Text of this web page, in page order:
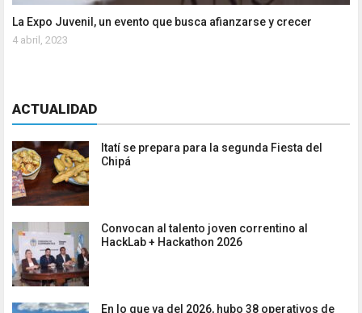
La Expo Juvenil, un evento que busca afianzarse y crecer
4 abril, 2023
ACTUALIDAD
Itatí se prepara para la segunda Fiesta del
Chipá
Convocan al talento joven correntino al
HackLab + Hackathon 2026
En lo que va del 2026, hubo 38 operativos de